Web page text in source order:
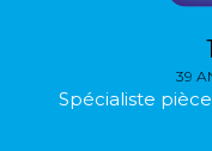
39
Spécialiste